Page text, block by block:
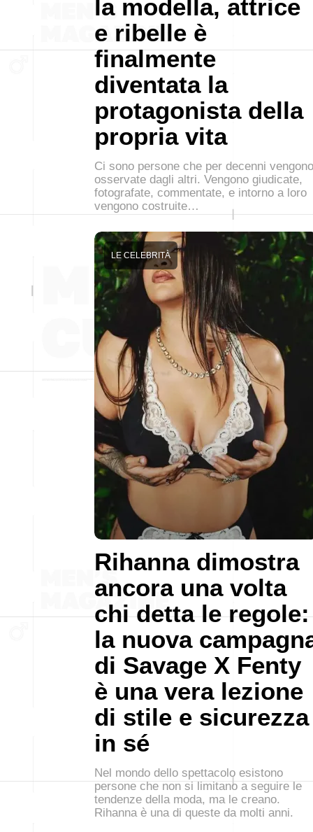
la modella, attrice
e ribelle è
finalmente
diventata la
protagonista della
propria vita
Ci sono persone che per decenni vengono
osservate dagli altri. Vengono giudicate,
fotografate, commentate, e intorno a loro
vengono costruite…
Rihanna dimostra
ancora una volta
chi detta le regole:
la nuova
di Savage X Fenty
è una vera lezione
di stile e sicurezza
in sé
LE CELEBRITÀ
Nel mondo dello spettacolo esistono
persone che non si limitano a seguire le
tendenze della moda, ma le creano.
Rihanna è una di queste da molti anni.